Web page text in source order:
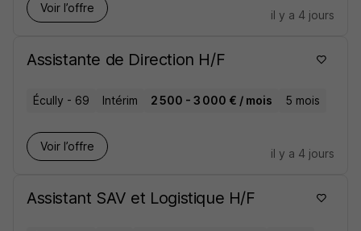
Voir l’offre
il y a 4 jours
Assistante de Direction H/F
Écully - 69 Intérim 2 500 - 3 000 € / mois 5 mois
Voir l’offre
il y a 4 jours
Assistant SAV et Logistique H/F